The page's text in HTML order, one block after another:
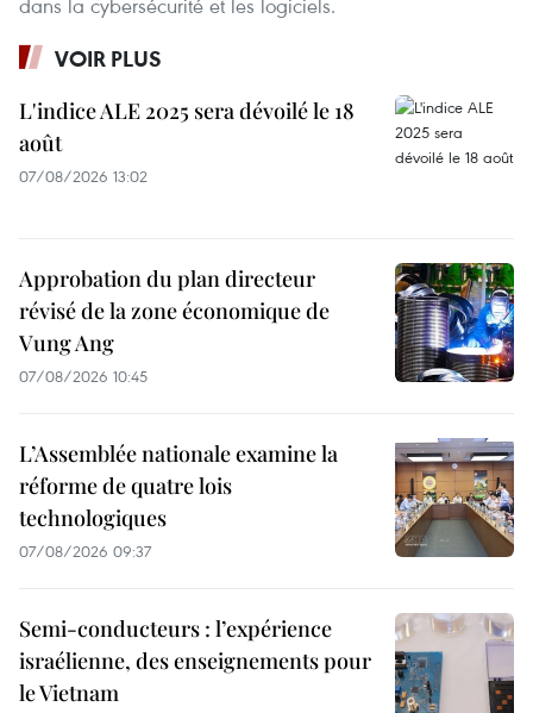
VOIR PLUS
L'indice ALE 2025 sera dévoilé le 18
août
07/08/2026 13:02
Approbation du plan directeur
révisé de la zone économique de
Vung Ang
07/08/2026 10:45
L’Assemblée nationale examine la
réforme de quatre lois
technologiques
07/08/2026 09:37
Semi-conducteurs : l’expérience
israélienne, des enseignements pour
le Vietnam